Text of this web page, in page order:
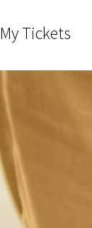
My Tickets